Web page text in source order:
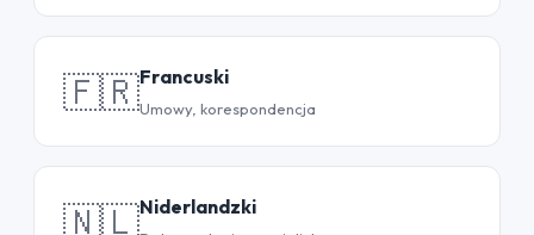
🇫🇷Francuski
Umowy, korespondencja
🇳🇱Niderlandzki